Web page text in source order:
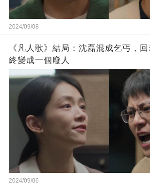
2024/09/08
《凡人歌》結局：沈磊混成乞丐，
終變成一個廢人
2024/09/06